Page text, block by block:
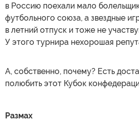
в Россию поехали мало
футбольного союза, а звездные
в летний отпуск и тоже не
У этого турнира нехорошая
А, собственно, почему? Есть
полюбить этот Кубок
Размах